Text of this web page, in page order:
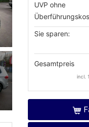
UVP ohne
Sie sparen:
Gesamtpreis
incl.